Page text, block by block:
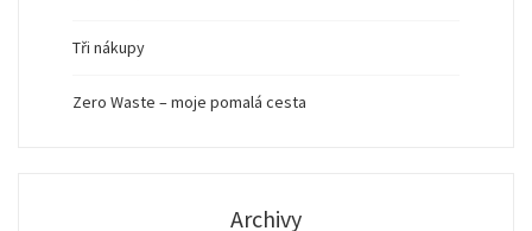
Tři nákupy
Zero Waste – moje pomalá cesta
Archivy